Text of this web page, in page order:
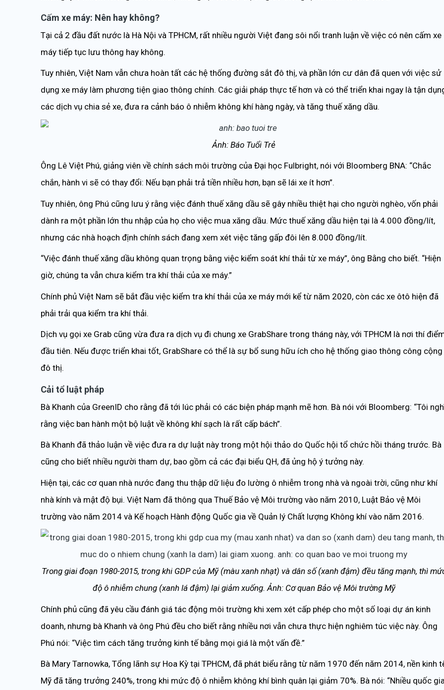
Cấm xe máy: Nên hay không?
Tại cả 2 đầu đất nước là Hà Nội và TPHCM, rất nhiều người Việt đang sôi nổi tranh luận về việc có nên cấm xe
máy tiếp tục lưu thông hay không.
Tuy nhiên, Việt Nam vẫn chưa hoàn tất các hệ thống đường sắt đô thị, và phần lớn cư dân đã quen với việc sử
dụng xe máy làm phương tiện giao thông chính. Các giải pháp thực tế hơn và có thể triển khai ngay là tận
các dịch vụ chia sẻ xe, đưa ra cảnh báo ô nhiễm không khí hàng ngày, và tăng thuế xăng dầu.
Ảnh: Báo Tuổi Trẻ
Ông Lê Việt Phú, giảng viên về chính sách môi trường của Đại học Fulbright, nói với Bloomberg BNA: “Chắc
chắn, hành vi sẽ có thay đổi: Nếu bạn phải trả tiền nhiều hơn, bạn sẽ lái xe ít hơn”.
Tuy nhiên, ông Phú cũng lưu ý rằng việc đánh thuế xăng dầu sẽ gây nhiều thiệt hại cho người nghèo, vốn phải
dành ra một phần lớn thu nhập của họ cho việc mua xăng dầu. Mức thuế xăng dầu hiện tại là 4.000 đồng/lít,
nhưng các nhà hoạch định chính sách đang xem xét việc tăng gấp đôi lên 8.000 đồng/lít.
“Việc đánh thuế xăng dầu không quan trọng bằng việc kiểm soát khí thải từ xe máy”, ông Bằng cho biết. “Hiện
giờ, chúng ta vẫn chưa kiểm tra khí thải của xe máy.”
Chính phủ Việt Nam sẽ bắt đầu việc kiểm tra khí thải của xe máy mới kể từ năm 2020, còn các xe ôtô hiện đã
phải trải qua kiểm tra khí thải.
Dịch vụ gọi xe Grab cũng vừa đưa ra dịch vụ đi chung xe GrabShare trong tháng này, với TPHCM là nơi thí
đầu tiên. Nếu được triển khai tốt, GrabShare có thể là sự bổ sung hữu ích cho hệ thống giao thông công cộng
đô thị.
Cải tổ luật pháp
Bà Khanh của GreenID cho rằng đã tới lúc phải có các biện pháp mạnh mẽ hơn. Bà nói với Bloomberg: “Tôi
rằng việc ban hành một bộ luật về không khí sạch là rất cấp bách”.
Bà Khanh đã thảo luận về việc đưa ra dự luật này trong một hội thảo do Quốc hội tổ chức hồi tháng trước. Bà
cũng cho biết nhiều người tham dự, bao gồm cả các đại biểu QH, đã ủng hộ ý tưởng này.
Hiện tại, các cơ quan nhà nước đang thu thập dữ liệu đo lường ô nhiễm trong nhà và ngoài trời, cũng như khí
nhà kính và mật độ bụi. Việt Nam đã thông qua Thuế Bảo vệ Môi trường vào năm 2010, Luật Bảo vệ Môi
trường vào năm 2014 và Kế hoạch Hành động Quốc gia về Quản lý Chất lượng Không khí vào năm 2016.
Trong giai đoạn 1980-2015, trong khi GDP của Mỹ (màu xanh nhạt) và dân số (xanh đậm) đều tăng mạnh, thì
độ ô nhiễm chung (xanh lá đậm) lại giảm xuống. Ảnh: Cơ quan Bảo vệ Môi trường Mỹ
Chính phủ cũng đã yêu cầu đánh giá tác động môi trường khi xem xét cấp phép cho một số loại dự án kinh
doanh, nhưng bà Khanh và ông Phú đều cho biết rằng nhiều nơi vẫn chưa thực hiện nghiêm túc việc này. Ông
Phú nói: “Việc tìm cách tăng trưởng kinh tế bằng mọi giá là một vấn đề.”
Bà Mary Tarnowka, Tổng lãnh sự Hoa Kỳ tại TPHCM, đã phát biểu rằng từ năm 1970 đến năm 2014, nền kinh
Mỹ đã tăng trưởng 240%, trong khi mức độ ô nhiễm không khí bình quân lại giảm 70%. Bà nói: “Nhiều quốc